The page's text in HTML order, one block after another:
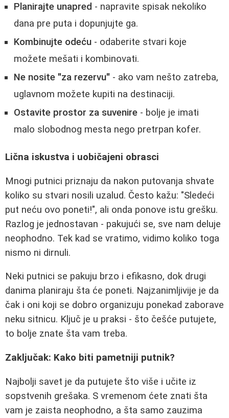
Planirajte unapred - napravite spisak nekoliko
dana pre puta i dopunjujte ga.
Kombinujte odeću - odaberite stvari koje
možete mešati i kombinovati.
Ne nosite "za rezervu" - ako vam nešto zatreba,
uglavnom možete kupiti na destinaciji.
Ostavite prostor za suvenire - bolje je imati
malo slobodnog mesta nego pretrpan kofer.
Lična iskustva i uobičajeni obrasci
Mnogi putnici priznaju da nakon putovanja shvate
koliko su stvari nosili uzalud. Često kažu: "Sledeći
put neću ovo poneti!", ali onda ponove istu grešku.
Razlog je jednostavan - pakujući se, sve nam deluje
neophodno. Tek kad se vratimo, vidimo koliko toga
nismo ni dirnuli.
Neki putnici se pakuju brzo i efikasno, dok drugi
danima planiraju šta će poneti. Najzanimljivije je da
čak i oni koji se dobro organizuju ponekad zaborave
neku sitnicu. Ključ je u praksi - što češće putujete,
to bolje znate šta vam treba.
Zaključak: Kako biti pametniji putnik?
Najbolji savet je da putujete što više i učite iz
sopstvenih grešaka. S vremenom ćete znati šta
vam je zaista neophodno, a šta samo zauzima